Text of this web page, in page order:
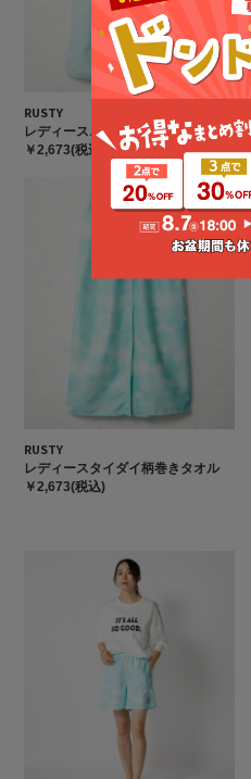
RUSTY
レディースニコちゃん巻きタオル
￥2,673(税込)
RUSTY
レディースタイダイ柄巻きタオル
￥2,673(税込)